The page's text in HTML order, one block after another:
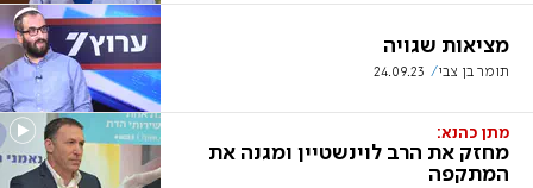
מציאות שגויה
תומר בן צבי 24.09.23
מתן כהנא:
מחזק את הרב לוינשטיין ומגנה את
המתקפה